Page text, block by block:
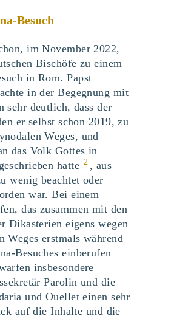
Besuch
im November 2022,
Bischöfe zu einem
in Rom. Papst
in der Begegnung mit
sehr deutlich, dass der
er selbst schon 2019, zu
Weges, und
das Volk Gottes in
hatte 2 , aus
wenig beachtet oder
war. Bei einem
das zusammen mit den
Dikasterien eigens wegen
Weges erstmals während
Besuches einberufen
insbesondere
Parolin und die
und Ouellet einen sehr
auf die Inhalte und die